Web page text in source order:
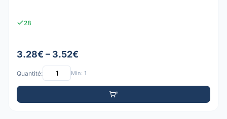
28
3.28€ – 3.52€
Quantité: Min: 1